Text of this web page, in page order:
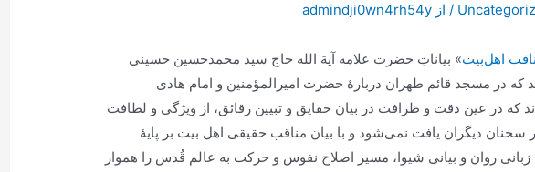
/ از admindji0wn4rh54y
اهل‌بیت» بیاناتِ حضرت علامه آیة الله حاج سید محمد‌حسین حسینی
در مسجد قائم طهران دربارۀ حضرت امیرالمؤمنین و امام هادی
که در عین دقت و ظرافت در بیان حقایق و تبیین رقائق، از ویژگی و لطافت
دیگران یافت نمی‌شود و با بیان مناقب حقیقی اهل بیت بر پایۀ
روان و بیانی شیوا، مسیر اصلاح نفوس و حرکت به عالم قُدس را هموار